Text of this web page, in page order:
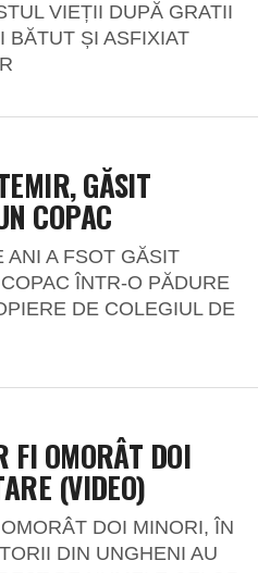
VIEȚII DUPĂ GRATII
BĂTUT ȘI ASFIXIAT
GĂSIT
COPAC
ANI A FSOT GĂSIT
ÎNTR-O PĂDURE
DE COLEGIUL DE
FI OMORÂT DOI
(VIDEO)
DOI MINORI, ÎN
DIN UNGHENI AU